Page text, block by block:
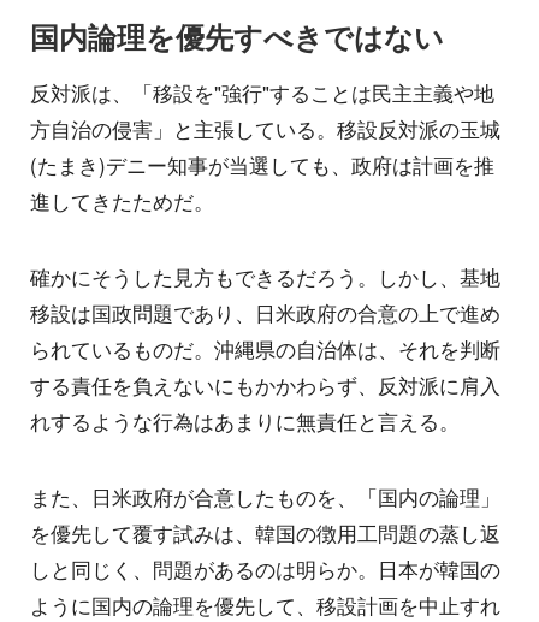
国内論理を優先すべきではない
反対派は、「移設を"強行"することは民主主義や地
方自治の侵害」と主張している。移設反対派の玉城
(たまき)デニー知事が当選しても、政府は計画を推
進してきたためだ。
確かにそうした見方もできるだろう。しかし、基地
移設は国政問題であり、日米政府の合意の上で進め
られているものだ。沖縄県の自治体は、それを判断
する責任を負えないにもかかわらず、反対派に肩入
れするような行為はあまりに無責任と言える。
また、日米政府が合意したものを、「国内の論理」
を優先して覆す試みは、韓国の徴用工問題の蒸し返
しと同じく、問題があるのは明らか。日本が韓国の
ように国内の論理を優先して、移設計画を中止すれ